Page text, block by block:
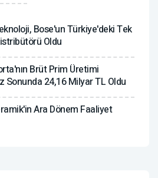
Bose'un Türkiye'deki Tek
Oldu
Brüt Prim Üretimi
Sonunda 24,16 Milyar TL Oldu
Ara Dönem Faaliyet